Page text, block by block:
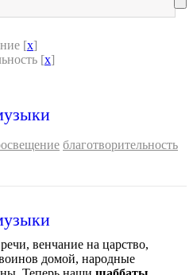
[x]
[x]
благотворительность
венчание на царство,
домой, народные